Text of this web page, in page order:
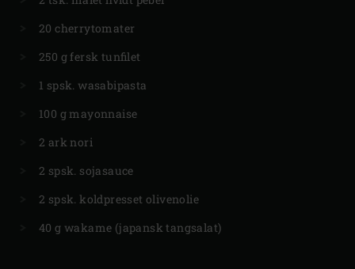
20 cherrytomater
250 g fersk tunfilet
1 spsk. wasabipasta
100 g mayonnaise
2 ark nori
2 spsk. sojasauce
2 spsk. koldpresset olivenolie
40 g wakame (japansk tangsalat)